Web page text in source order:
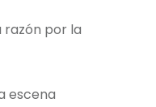
razón por la
escena